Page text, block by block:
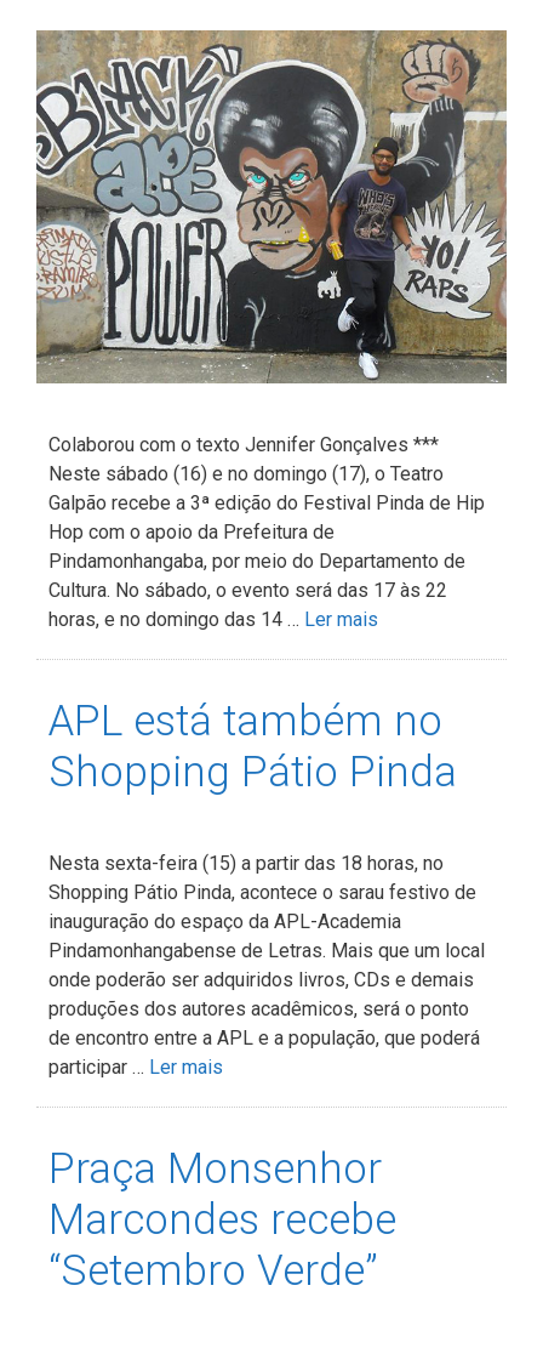
Colaborou com o texto Jennifer Gonçalves ***
Neste sábado (16) e no domingo (17), o Teatro
Galpão recebe a 3ª edição do Festival Pinda de Hip
Hop com o apoio da Prefeitura de
Pindamonhangaba, por meio do Departamento de
Cultura. No sábado, o evento será das 17 às 22
horas, e no domingo das 14 … Ler mais
APL está também no
Shopping Pátio Pinda
Nesta sexta-feira (15) a partir das 18 horas, no
Shopping Pátio Pinda, acontece o sarau festivo de
inauguração do espaço da APL-Academia
Pindamonhangabense de Letras. Mais que um local
onde poderão ser adquiridos livros, CDs e demais
produções dos autores acadêmicos, será o ponto
de encontro entre a APL e a população, que poderá
participar … Ler mais
Praça Monsenhor
Marcondes recebe
“Setembro Verde”